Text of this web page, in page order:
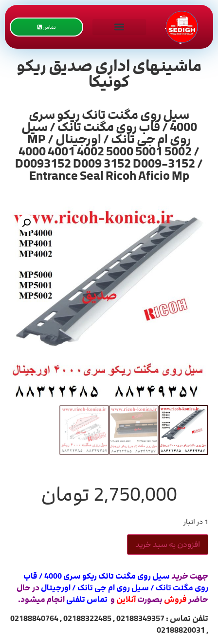
تماس
ماشینهای اداری صدیق ریکو
کونیکا
سیل روی مگنت تانک ریکو سری
4000 / قاب روی مگنت تانک / سیل
روی ام جی تانک / اورجینال / MP
4000 4001 4002 5000 5001 5002 /
D0093152 D009 3152 D009-3152 /
Entrance Seal Ricoh Aficio Mp
2,750,000 تومان
1 در انبار
افزودن به سبد خرید
جهت خرید
سیل روی مگنت تانک ریکو سری 4000 / قاب
روی مگنت تانک / سیل روی ام جی تانک / اورجینالدر حال
حاضرفروش بصورتآنلاین و تماس تلفنیانجام میشود.
تلفن تماس : 02188349357 , 02188322485 , 02188840764
, 02188820031